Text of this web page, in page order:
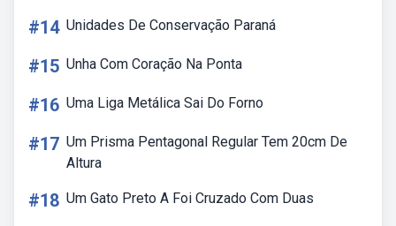
#14 Unidades De Conservação Paraná
#15 Unha Com Coração Na Ponta
#16 Uma Liga Metálica Sai Do Forno
#17 Um Prisma Pentagonal Regular Tem 20cm De
Altura
#18 Um Gato Preto A Foi Cruzado Com Duas